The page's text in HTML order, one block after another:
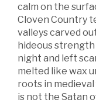
calm on the
Cloven Country
valleys carved
hideous strength
night and left
melted like wax
roots in
is not the Satan